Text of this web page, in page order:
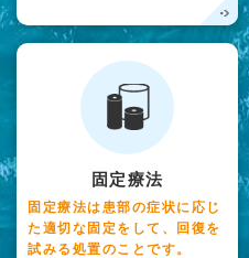
固定療法
固定療法は患部の症状に応じ
た適切な固定をして、回復を
試みる処置のことです。